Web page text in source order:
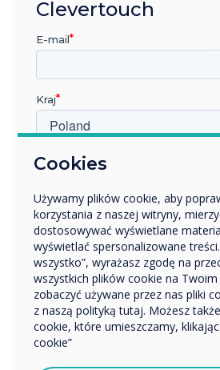
Powered by
PC
Turn your Clevertouch into
all-in-one touch
Cookies
Używamy plików cookie, aby
korzystania z naszej witryny,
dostosowywać wyświetlane
wyświetlać spersonalizowane
wszystko”, wyrażasz zgodę na
wszystkich plików cookie na
zobaczyć używane przez nas pliki
z naszą polityką tutaj. Możesz
cookie, które umieszczamy,
cookie”
Clevertouch
E-mail
Kraj
W jakiej branży pracujesz?
Przedsiębiorstwo
Inne
Nazwa firmy
Chcielibyśmy się z Tobą
naszych produktów i usług za
elektronicznej, telefonu lub poczty.